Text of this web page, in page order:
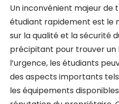
Un inconvénient majeur de
étudiant rapidement est le
sur la qualité et la sécurité
précipitant pour trouver un
l’urgence, les étudiants
des aspects importants
les équipements